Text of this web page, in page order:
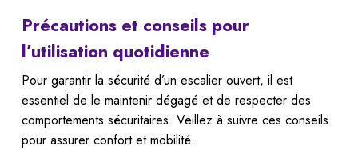
Précautions et conseils pour
l’utilisation quotidienne
Pour garantir la sécurité d’un escalier ouvert, il est
essentiel de le maintenir dégagé et de respecter des
comportements sécuritaires. Veillez à suivre ces conseils
pour assurer confort et mobilité.